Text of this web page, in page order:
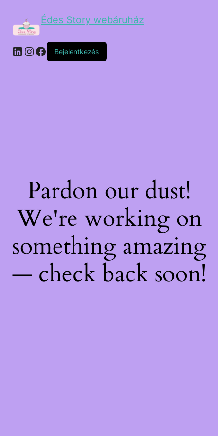
Édes Story webáruház
Bejelentkezés
Pardon our dust!
We're working on
something amazing
— check back soon!